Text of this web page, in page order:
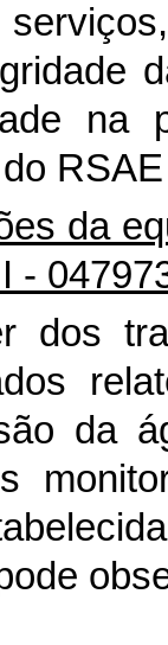
na
da
-
dos
da